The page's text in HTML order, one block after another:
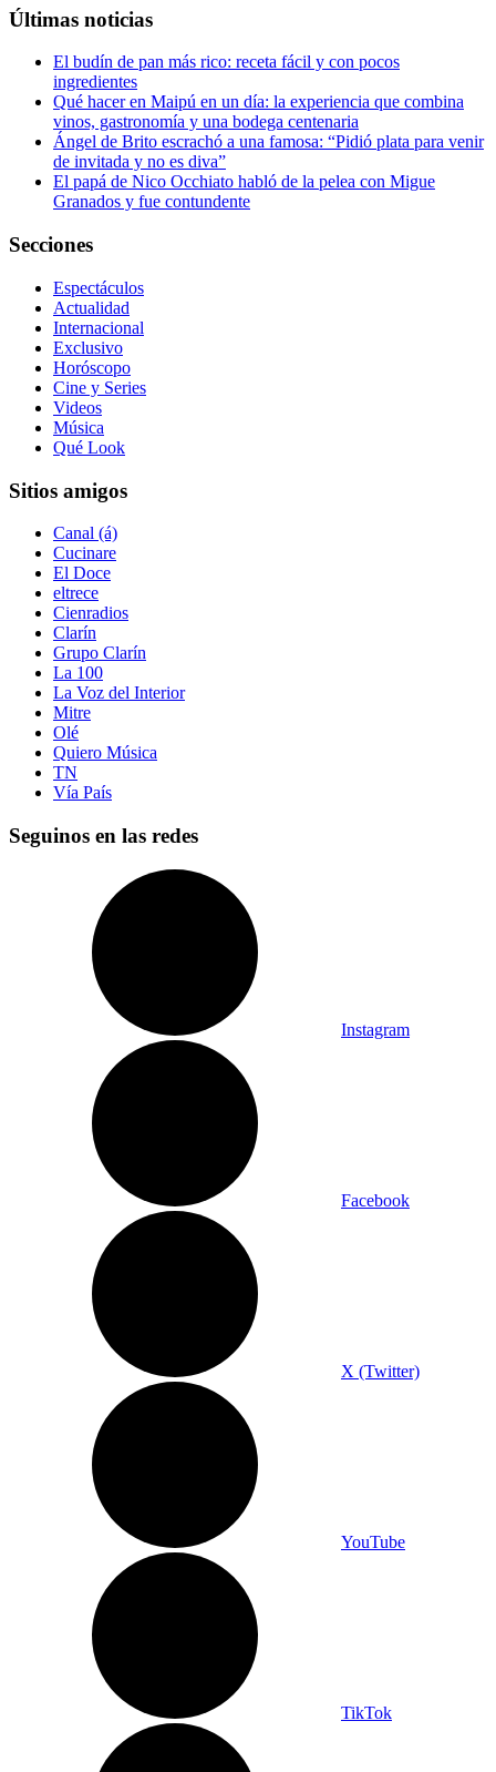
Últimas noticias
El budín de pan más rico: receta fácil y con pocos
ingredientes
Qué hacer en Maipú en un día: la experiencia que combina
vinos, gastronomía y una bodega centenaria
Ángel de Brito escrachó a una famosa: “Pidió plata para venir
de invitada y no es diva”
El papá de Nico Occhiato habló de la pelea con Migue
Granados y fue contundente
Secciones
Espectáculos
Actualidad
Internacional
Exclusivo
Horóscopo
Cine y Series
Videos
Música
Qué Look
Sitios amigos
Canal (á)
Cucinare
El Doce
eltrece
Cienradios
Clarín
Grupo Clarín
La 100
La Voz del Interior
Mitre
Olé
Quiero Música
TN
Vía País
Seguinos en las redes
Instagram
Facebook
X (Twitter)
YouTube
TikTok